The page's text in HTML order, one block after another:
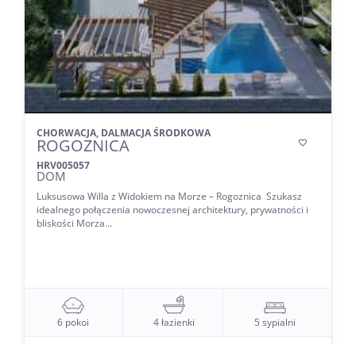
CHORWACJA, DALMACJA ŚRODKOWA
ROGOZNICA
HRV005057
DOM

Luksusowa Willa z Widokiem na Morze – Rogoznica Szukasz
idealnego połączenia nowoczesnej architektury, prywatności i
bliskości Morza...
6 pokoi 4 łazienki 5 sypialni